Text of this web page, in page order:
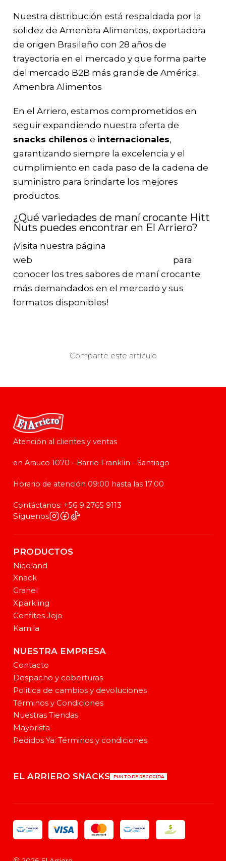
Nuestra distribución está respaldada por la
solidez de Amenbra Alimentos, exportadora
de origen Brasileño con 28 años de
trayectoria en el mercado y que forma parte
del mercado B2B más grande de América.
Amenbra Alimentos
En el Arriero, estamos comprometidos en
seguir expandiendo nuestra oferta de
snacks chilenos e internacionales,
garantizando siempre la excelencia y el
cumplimiento en cada paso de la cadena de
suministro para brindarte los mejores
productos.
¿Qué variedades de maní crocante Hitt
Nuts puedes encontrar en El Arriero?
¡Visita nuestra página
web
para
conocer los tres sabores de maní crocante
más demandados en el mercado y sus
formatos disponibles!
Comparte este artículo
Atención al clientes y ventas
en Arauco 1070 - Barrio Franklin - Santiago
Horario de atención 09:00 hasta las 17:00
Contáctanos: +56 9 2765 9113
Síguenos
PRODUCTOS
Nicoland
Xnack
Granel
Xparkling
Confites Jojo
Kamila
NUESTRA EMPRESA
Contacto
Despacho y coberturas
Politica de cambios y devoluciones
Términos y Condiciones
Nuestras Tiendas
Mayorista
Pedidos Ya: Términos y condiciones
EL ARRIERO SNACKS PUNTO DE RECOGIDA